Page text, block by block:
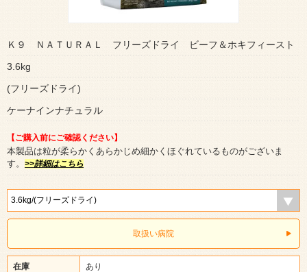
Ｋ９ ＮＡＴＵＲＡＬ フリーズドライ ビーフ＆ホキフィースト
3.6kg
(フリーズドライ)
ケーナインナチュラル
【ご購入前にご確認ください】
本製品は粒が柔らかくあらかじめ細かくほぐれているものがございま
す。 >>詳細はこちら
取扱い病院
在庫 あり